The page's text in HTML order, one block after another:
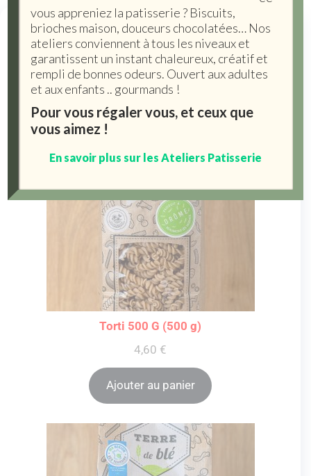
Pâtes artisanales,
céréales, fruits secs
Torti 500 G (500 g)
4,60 €
Ajouter au panier
vous appreniez la patisserie ? Biscuits,
brioches maison, douceurs chocolatées… Nos
ateliers conviennent à tous les niveaux et
garantissent un instant chaleureux, créatif et
rempli de bonnes odeurs. Ouvert aux adultes
et aux enfants .. gourmands !
Pour vous régaler vous, et ceux que
vous aimez !
En savoir plus sur les Ateliers Patisserie